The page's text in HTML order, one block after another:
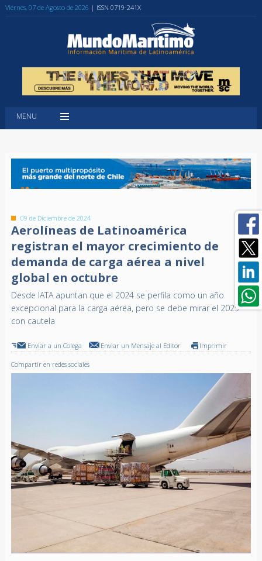
Viernes, 07 de Agosto de 2026 | ISSN 0719-241X
MENU
09 de Diciembre de 2024
Aerolíneas de Latinoamérica
registran el mayor crecimiento de
demanda de carga aérea a nivel
global en octubre
Desde IATA apuntan que el 2024 se perfila como un año
excepcional para la carga aérea, pero se debe mirar el 2025
con cautela
Enviar a un Colega Enviar un Mensaje al Editor Imprimir
Compartir en redes sociales